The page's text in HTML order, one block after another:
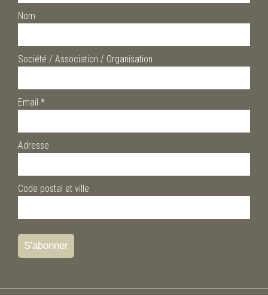
Nom
Société / Association / Organisation
Email *
Adresse
Code postal et ville